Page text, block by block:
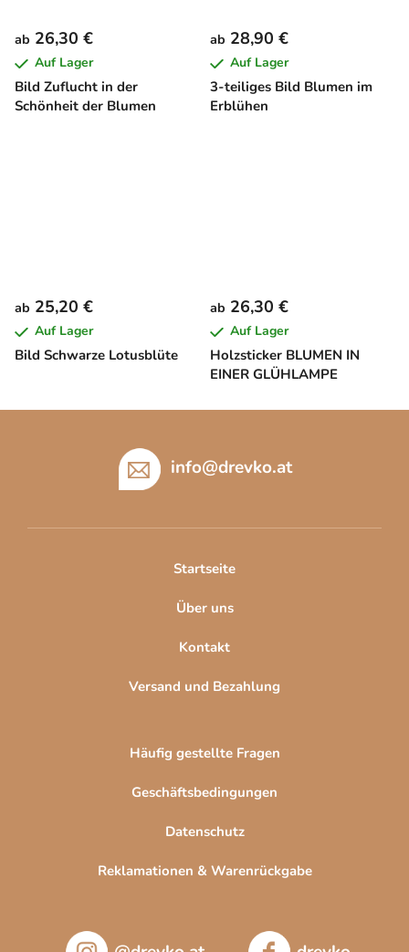
Bild Zuflucht in der
Schönheit der Blumen
ab 26,30 €
Auf Lager
3-teiliges Bild Blumen im
Erblühen
ab 28,90 €
Auf Lager
Bild Schwarze Lotusblüte
ab 25,20 €
Auf Lager
Holzsticker BLUMEN IN
EINER GLÜHLAMPE
ab 26,30 €
Auf Lager
info@drevko.at
Startseite
Über uns
Kontakt
Versand und Bezahlung
Häufig gestellte Fragen
Geschäftsbedingungen
Datenschutz
Reklamationen & Warenrückgabe